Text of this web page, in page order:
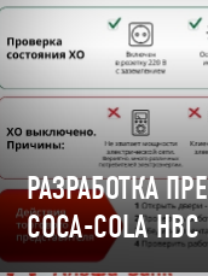
РАЗРАБОТКА
COCA-COLA